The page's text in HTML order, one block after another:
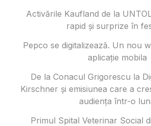
Activările Kaufland de la
rapid și surprize în
Pepco se digitalizează. Un nou
aplicație mobila
De la Conacul Grigorescu la
Kirschner și emisiunea care a
audiența într-o
Primul Spital Veterinar Social